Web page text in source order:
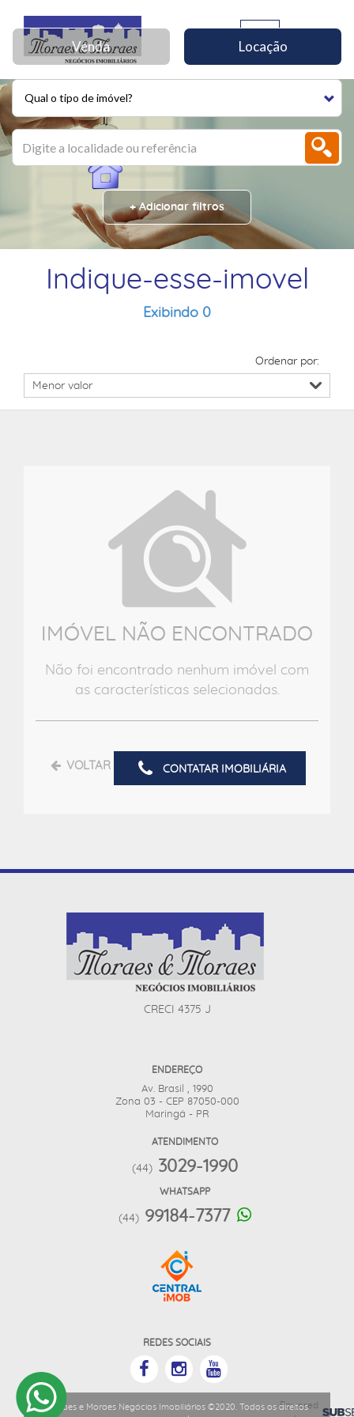
Qual o tipo de imóvel?
Venda Locação
+ Adicionar filtros
Indique-esse-imovel
Exibindo 0
Ordenar por:
IMÓVEL NÃO ENCONTRADO
Não foi encontrado nenhum imóvel com
as características selecionadas.
VOLTAR CONTATAR IMOBILIÁRIA
CRECI 4375 J
ENDEREÇO
Av. Brasil , 1990
Zona 03 - CEP 87050-000
Maringá - PR
ATENDIMENTO
(44) 3029-1990
WHATSAPP
(44) 99184-7377
REDES SOCIAIS
Moraes e Moraes Negócios Imobiliários ©2020. Todos os direitos
Powered